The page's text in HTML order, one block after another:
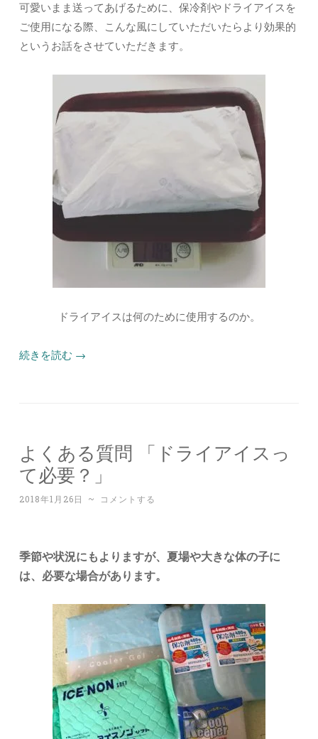
可愛いまま送ってあげるために、保冷剤やドライアイスを
ご使用になる際、こんな風にしていただいたらより効果的
というお話をさせていただきます。
ドライアイスは何のために使用するのか。
続きを読む →
よくある質問 「ドライアイスっ
て必要？」
2018年1月26日 ~ コメントする
季節や状況にもよりますが、夏場や大きな体の子に
は、必要な場合があります。